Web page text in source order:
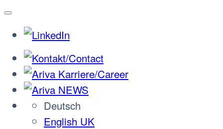
Deutsch
English UK